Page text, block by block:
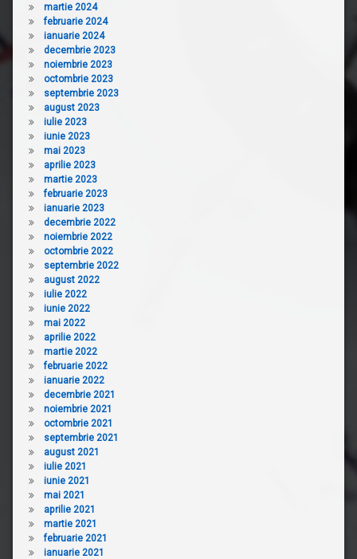
martie 2024
februarie 2024
ianuarie 2024
decembrie 2023
noiembrie 2023
octombrie 2023
septembrie 2023
august 2023
iulie 2023
iunie 2023
mai 2023
aprilie 2023
martie 2023
februarie 2023
ianuarie 2023
decembrie 2022
noiembrie 2022
octombrie 2022
septembrie 2022
august 2022
iulie 2022
iunie 2022
mai 2022
aprilie 2022
martie 2022
februarie 2022
ianuarie 2022
decembrie 2021
noiembrie 2021
octombrie 2021
septembrie 2021
august 2021
iulie 2021
iunie 2021
mai 2021
aprilie 2021
martie 2021
februarie 2021
ianuarie 2021